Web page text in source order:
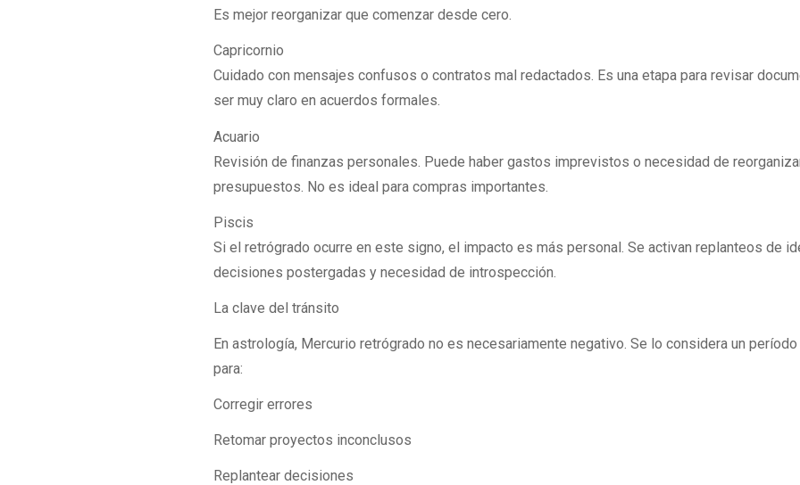
Es mejor reorganizar que comenzar desde cero.
Capricornio
Cuidado con mensajes confusos o contratos mal redactados. Es una etapa para revisar
ser muy claro en acuerdos formales.
Acuario
Revisión de finanzas personales. Puede haber gastos imprevistos o necesidad de
presupuestos. No es ideal para compras importantes.
Piscis
Si el retrógrado ocurre en este signo, el impacto es más personal. Se activan replanteos de
decisiones postergadas y necesidad de introspección.
La clave del tránsito
En astrología, Mercurio retrógrado no es necesariamente negativo. Se lo considera un
para:
Corregir errores
Retomar proyectos inconclusos
Replantear decisiones